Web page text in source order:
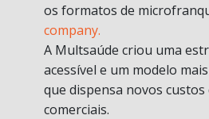
os formatos de
company.
A Multsaúde criou uma
acessível e um modelo
que dispensa novos
comerciais.